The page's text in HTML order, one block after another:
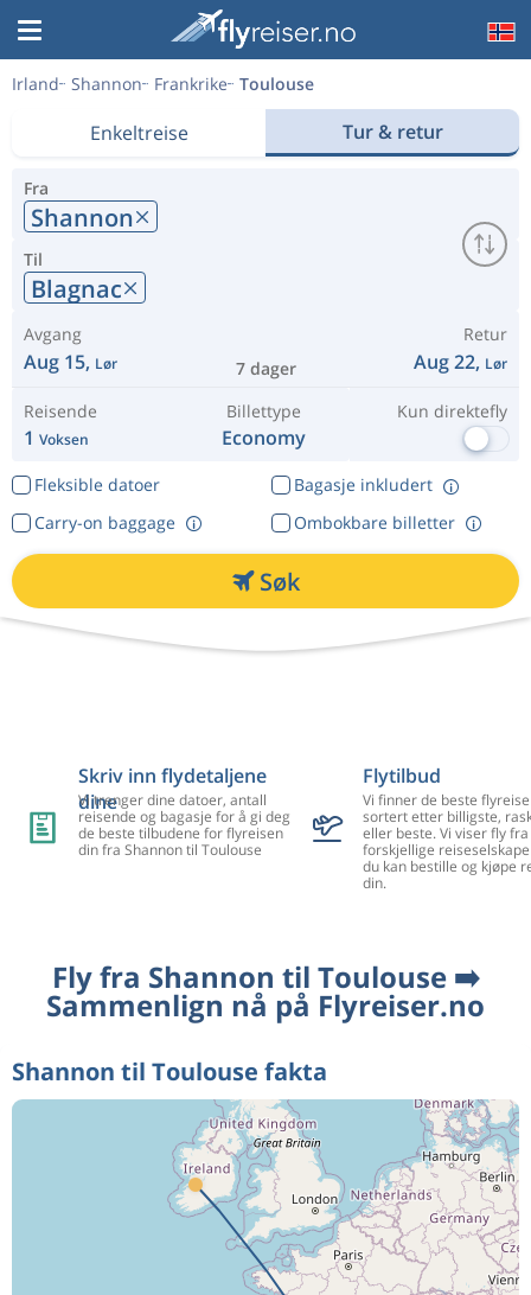
Irland Shannon Frankrike Toulouse
Enkeltreise Tur & retur
Fra
Shannon
Til
Blagnac
Avgang
Aug 15, Lør 7 dager
Retur
Aug 22, Lør
Reisende
1 Voksen
Billettype
Economy
Kun direktefly
Fleksible datoer
Bagasje inkludert
Ombokbare billetter
Carry-on baggage
Søk
Skriv inn flydetaljene
dine
Vi trenger dine datoer, antall
reisende og bagasje for å gi deg
de beste tilbudene for flyreisen
din fra Shannon til Toulouse
Flytilbud
Vi finner de beste
sortert etter billigste,
eller beste. Vi viser fly
forskjellige
du kan bestille og kjøpe
din.
Fly fra Shannon til Toulouse ➡️
Sammenlign nå på Flyreiser.no
Shannon til Toulouse fakta